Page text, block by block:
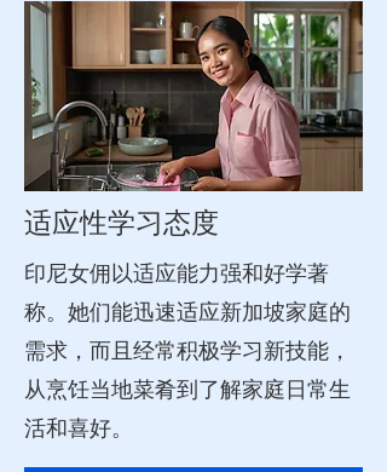
适应性学习态度
印尼女佣以适应能力强和好学著
称。她们能迅速适应新加坡家庭的
需求，而且经常积极学习新技能，
从烹饪当地菜肴到了解家庭日常生
活和喜好。